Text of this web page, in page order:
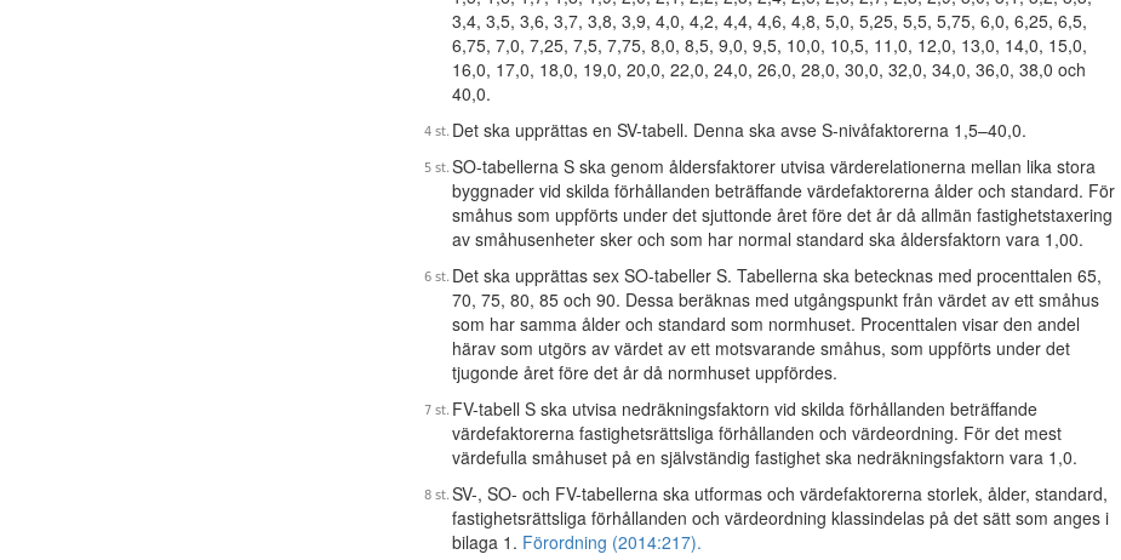
3,4, 3,5, 3,6, 3,7, 3,8, 3,9, 4,0, 4,2, 4,4, 4,6, 4,8, 5,0, 5,25, 5,5, 5,75, 6,0, 6,25, 6,5,
6,75, 7,0, 7,25, 7,5, 7,75, 8,0, 8,5, 9,0, 9,5, 10,0, 10,5, 11,0, 12,0, 13,0, 14,0, 15,0,
16,0, 17,0, 18,0, 19,0, 20,0, 22,0, 24,0, 26,0, 28,0, 30,0, 32,0, 34,0, 36,0, 38,0 och
40,0.
Det ska upprättas en SV-tabell. Denna ska avse S-nivåfaktorerna 1,5–40,0.
SO-tabellerna S ska genom åldersfaktorer utvisa värderelationerna mellan lika stora
byggnader vid skilda förhållanden beträffande värdefaktorerna ålder och standard. För
småhus som uppförts under det sjuttonde året före det år då allmän fastighetstaxering
av småhusenheter sker och som har normal standard ska åldersfaktorn vara 1,00.
Det ska upprättas sex SO-tabeller S. Tabellerna ska betecknas med procenttalen 65,
70, 75, 80, 85 och 90. Dessa beräknas med utgångspunkt från värdet av ett småhus
som har samma ålder och standard som normhuset. Procenttalen visar den andel
härav som utgörs av värdet av ett motsvarande småhus, som uppförts under det
tjugonde året före det år då normhuset uppfördes.
FV-tabell S ska utvisa nedräkningsfaktorn vid skilda förhållanden beträffande
värdefaktorerna fastighetsrättsliga förhållanden och värdeordning. För det mest
värdefulla småhuset på en självständig fastighet ska nedräkningsfaktorn vara 1,0.
SV-, SO- och FV-tabellerna ska utformas och värdefaktorerna storlek, ålder, standard,
fastighetsrättsliga förhållanden och värdeordning klassindelas på det sätt som anges i
bilaga 1. Förordning (2014:217).